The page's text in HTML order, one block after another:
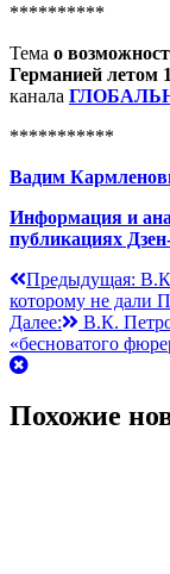
**********
Тема о
Германией летом
канала
***********
Вадим
Информация и
публикациях
Навигация
по
записям
Предыдущая:
которому не
Далее:
В.К.
«бесноватого
Похожие